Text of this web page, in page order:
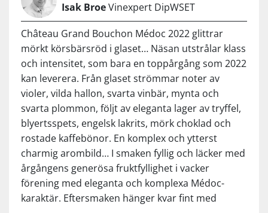
Isak BroeVinexpert DipWSET
Château Grand Bouchon Médoc 2022 glittrar
mörkt körsbärsröd i glaset… Näsan utstrålar klass
och intensitet, som bara en toppårgång som 2022
kan leverera. Från glaset strömmar noter av
violer, vilda hallon, svarta vinbär, mynta och
svarta plommon, följt av eleganta lager av tryffel,
blyertsspets, engelsk lakrits, mörk choklad och
rostade kaffebönor. En komplex och ytterst
charmig arombild… I smaken fyllig och läcker med
årgångens generösa fruktfyllighet i vacker
förening med eleganta och komplexa Médoc-
karaktär. Eftersmaken hänger kvar fint med